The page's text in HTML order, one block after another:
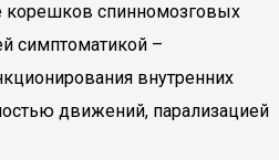
корешков спинномозговых
симптоматикой –
внутренних
движений, парализацией